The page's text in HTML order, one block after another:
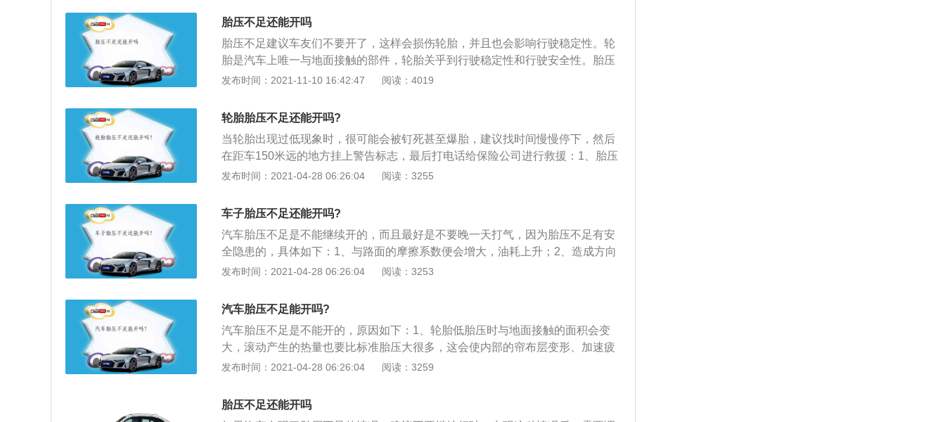
降低轮胎与地面的接触面积，这样会影响抓地力和行驶稳定性。建议经常检查下
自己的轮胎气压和轮胎表面是否存在破损现象。轮胎属于橡胶制品，建议车主每
隔四年更换一次轮胎。
胎压不足还能开吗
胎压不足建议车友们不要开了，这样会损伤轮胎，并且也会影响行驶稳定性。轮
胎是汽车上唯一与地面接触的部件，轮胎关乎到行驶稳定性和行驶安全性。胎压
对于轮胎来说是很重要的，胎压不能过高也不能过低。如果胎压过低，那在高速
会降低轮胎与地面的接触面积，这样会影响抓地力和行驶稳定性。建议车友们经
常检查一下自己的轮胎气压和轮胎表面是否存在破损现象。轮胎属于橡胶制品，
建议车友们每隔四年更换一次轮胎。即使四年内行驶里程较少也要更换，因为使
用了四年的轮胎会出现明显的老化现象。在购买新轮胎时，也一定要看好生产日
期。轮胎属于橡胶制品，即使长时间放着不用也会出现老化现象。在更换完轮胎
异常抖动现象。在平时保养时，可以将车用举升机升起来检查一下轮胎的磨损情
况，并且要看一下轮胎是否存在偏磨现象。
发布时间：2021-11-10 16:42:47 阅读：4019
轮胎胎压不足还能开吗?
当轮胎出现过低现象时，很可能会被钉死甚至爆胎，建议找时间慢慢停下，然后
在距车150米远的地方挂上警告标志，最后打电话给保险公司进行救援：1、胎压
过低损坏很大，首先，轮胎本身的运动自摩擦系数增大，地面上的胎面较平，而
使轮胎温度升高；2、其次胎压过低会使胎身变形增大，胎侧容易产生裂纹，同
时产生挠曲运动，造成过热，促使橡胶老化、帘线疲劳、帘线断裂，也会使轮胎
接地面积增大，加速轮胎变形；3、除此之外，胎压过低也会导致油耗增加，方
向盘很重，容易跑偏等因素，所以说胎压很难控制到100%准确，但是可以略高
千万不能太低。
发布时间：2021-04-28 06:26:04 阅读：3255
车子胎压不足还能开吗?
汽车胎压不足是不能继续开的，而且最好是不要晚一天打气，因为胎压不足有安
全隐患的，具体如下：1、与路面的摩擦系数便会增大，油耗上升；2、造成方向
盘很沉，易跑偏等不利驾乘安全的因素；3、使轮胎各部位的运动量增大，过度
帘线折断与轮辋之间产生过度的摩擦造成胎圈部位损伤，异常磨损；5、轮胎与
地面的摩擦成倍增加，胎温急剧升高，轮胎变软，强度急剧下降。车辆高速行
驶，就可能导致爆胎；
发布时间：2021-04-28 06:26:04 阅读：3253
汽车胎压不足能开吗?
汽车胎压不足是不能开的，原因如下：1、轮胎低胎压时与地面接触的面积会变
大，滚动产生的热量也要比标准胎压大很多，这会使内部的帘布层变形、加速疲
劳，严重时造成结构性损伤，结果就是爆胎；2、每辆汽车所匹配的轮胎都有对
3、过低的胎压会使轮胎的两侧外沿接触地面，无法让整个胎面接触地面，在增
加胎壁磨损的同时亦无法提供足够抓地面积，危险程度不亚于高胎压行车，并且
发布时间：2021-04-28 06:26:04 阅读：3259
胎压不足还能开吗